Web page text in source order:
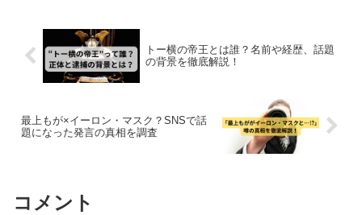
トー横の帝王とは誰？名前や経歴、話題
の背景を徹底解説！
最上もが×イーロン・マスク？SNSで話
題になった発言の真相を調査
コメント